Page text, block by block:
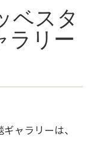
ベスタ
ラリー
ャラリーは、